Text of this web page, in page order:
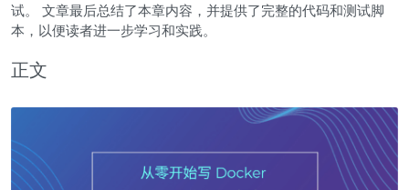
试。 文章最后总结了本章内容，并提供了完整的代码和测试脚
本，以便读者进一步学习和实践。
正文